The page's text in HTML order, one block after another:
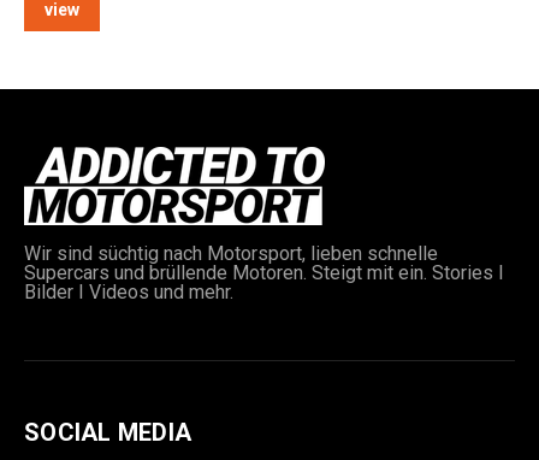
view
Wir sind süchtig nach Motorsport, lieben schnelle
Supercars und brüllende Motoren. Steigt mit ein. Stories I
Bilder I Videos und mehr.
SOCIAL MEDIA